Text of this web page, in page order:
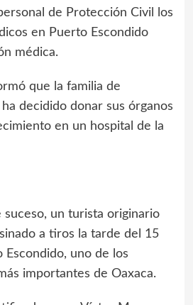
de Protección Civil los
en Puerto Escondido
médica.
que la familia de
decidido donar sus órganos
en un hospital de la
suceso, un turista originario
a tiros la tarde del 15
uno de los
importantes de Oaxaca.